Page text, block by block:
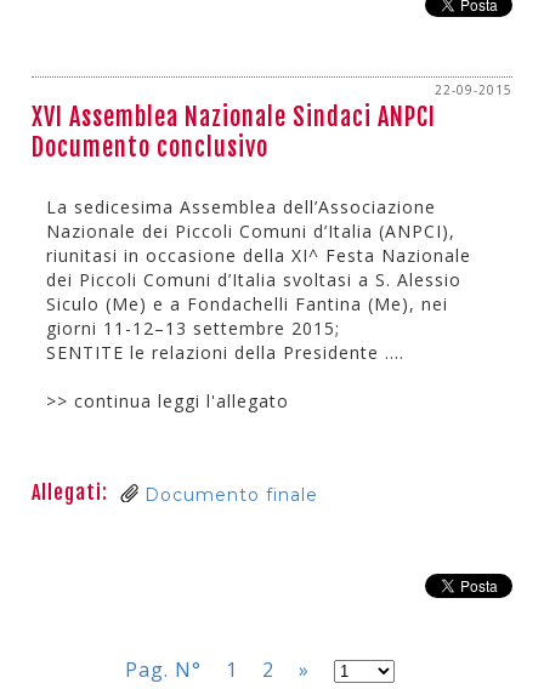
22-09-2015
XVI Assemblea Nazionale Sindaci ANPCI
Documento conclusivo
La sedicesima Assemblea dell’Associazione
Nazionale dei Piccoli Comuni d’Italia (ANPCI),
riunitasi in occasione della XI^ Festa Nazionale
dei Piccoli Comuni d’Italia svoltasi a S. Alessio
Siculo (Me) e a Fondachelli Fantina (Me), nei
giorni 11-12–13 settembre 2015;
SENTITE le relazioni della Presidente ....
>> continua leggi l'allegato
Allegati: Documento finale
Pag. N° 1 2 »